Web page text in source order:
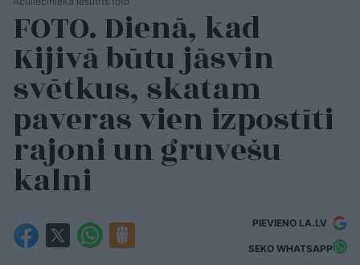
FOTO. Dienā, kad
Kijivā būtu jāsvin
svētkus, skatam
paveras vien izpostīti
rajoni un gruvešu
kalni
PIEVIENO LA.LV
SEKO WHATSAPP